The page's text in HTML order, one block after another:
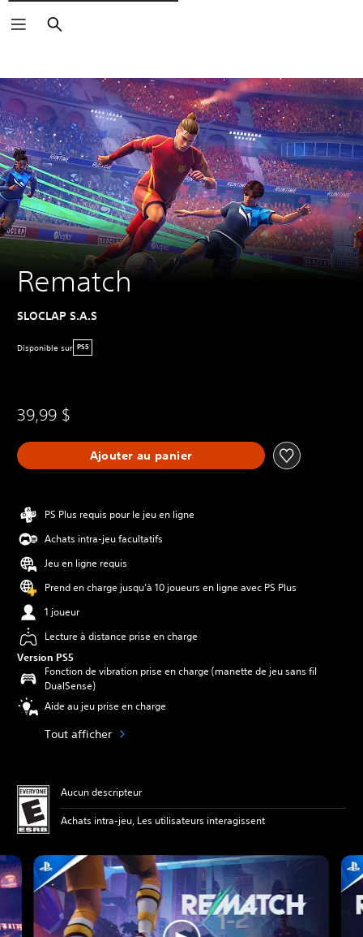
Rechercher
Rematch
SLOCLAP S.A.S
Disponible sur PS5
39,99 $
Ajouter au panier
PS Plus requis pour le jeu en ligne
Achats intra-jeu facultatifs
Jeu en ligne requis
Prend en charge jusqu’à 10 joueurs en ligne avec PS Plus
1 joueur
Lecture à distance prise en charge
Version PS5
Fonction de vibration prise en charge (manette de jeu sans fil
DualSense)
Aide au jeu prise en charge
Tout afficher
Aucun descripteur
Achats intra-jeu, Les utilisateurs interagissent